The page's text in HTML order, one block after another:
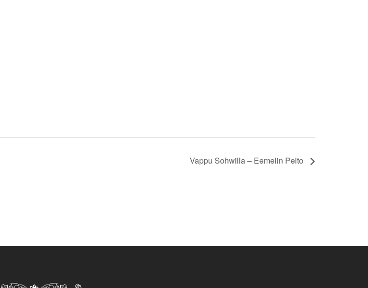
Vappu Sohwilla – Eemelin Pelto